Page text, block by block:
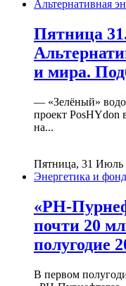
Альтернативная
Пятница
и мира.
— «Зелёный»
проект PosHYdon
на...
Пятница, 31 Июль
Энергетика и
«РН-
почти 20
полугодие
В первом